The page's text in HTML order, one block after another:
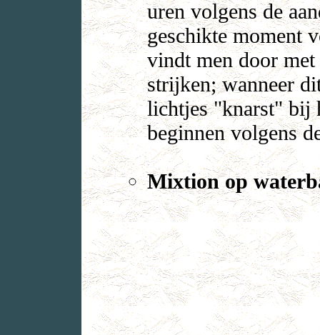
uren volgens de
geschikte moment
vindt men door
strijken; wanneer
lichtjes "knarst" bij
beginnen volgens
Mixtion op